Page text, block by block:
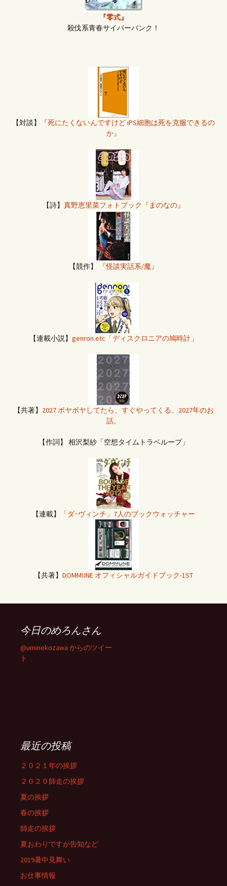
『零式』
殺伐系青春サイバーパンク！
【対談】
『死にたくないんですけど iPS細胞は死を克服できるの
か』
【詩】 真野恵里菜フォトブック『まのなの』
【競作】 『怪談実話系/魔』
【連載小説】 genron.etc「ディスクロニアの鳩時計」
【共著】 2027 ボヤボヤしてたら、すぐやってくる。2027年のお
話。
【作詞】 相沢梨紗「空想タイムトラベループ」
【連載】 「ダ･ヴィンチ」7人のブックウォッチャー
【共著】 DOMMUNE オフィシャルガイドブック-1ST
今日のめろんさん
@uminekozawa からのツイー
ト
最近の投稿
２０２１年の挨拶
２０２０師走の挨拶
夏の挨拶
春の挨拶
師走の挨拶
夏おわりですが告知など
2019暑中見舞い
お仕事情報